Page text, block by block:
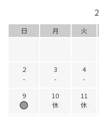
日 月 火
2
-
3
-
4
-
9
10
休
11
休